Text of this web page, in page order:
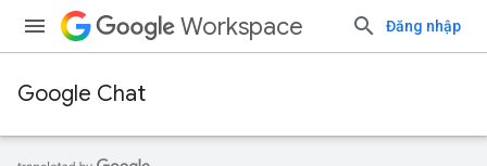
Workspace Đăng nhập
Google Chat